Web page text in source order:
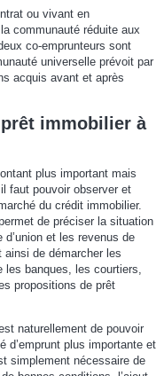
ou vivant en
communauté réduite aux
co-emprunteurs sont
universelle prévoit par
acquis avant et après
immobilier à
plus important mais
faut pouvoir observer et
du crédit immobilier.
de préciser la situation
et les revenus de
ainsi de démarcher les
les banques, les courtiers,
propositions de prêt
naturellement de pouvoir
d’emprunt plus importante et
simplement nécessaire de